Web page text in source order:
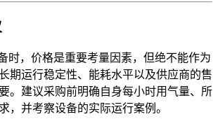
时，价格是重要考量因素，但绝不能作为
期运行稳定性、能耗水平以及供应商的售
。建议采购前明确自身每小时用气量、所
，并考察设备的实际运行案例。